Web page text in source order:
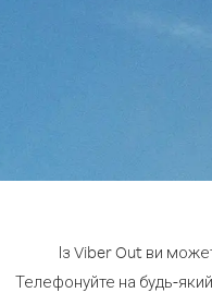
Із Viber Out ви
Телефонуйте на будь-